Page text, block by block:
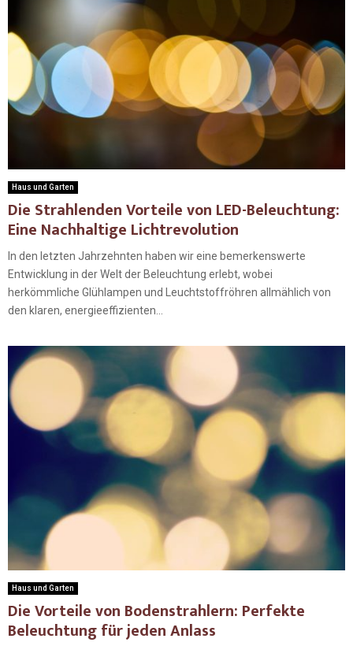
Haus und Garten
Die Strahlenden Vorteile von LED-Beleuchtung:
Eine Nachhaltige Lichtrevolution
In den letzten Jahrzehnten haben wir eine bemerkenswerte
Entwicklung in der Welt der Beleuchtung erlebt, wobei
herkömmliche Glühlampen und Leuchtstoffröhren allmählich von
den klaren, energieeffizienten...
Haus und Garten
Die Vorteile von Bodenstrahlern: Perfekte
Beleuchtung für jeden Anlass